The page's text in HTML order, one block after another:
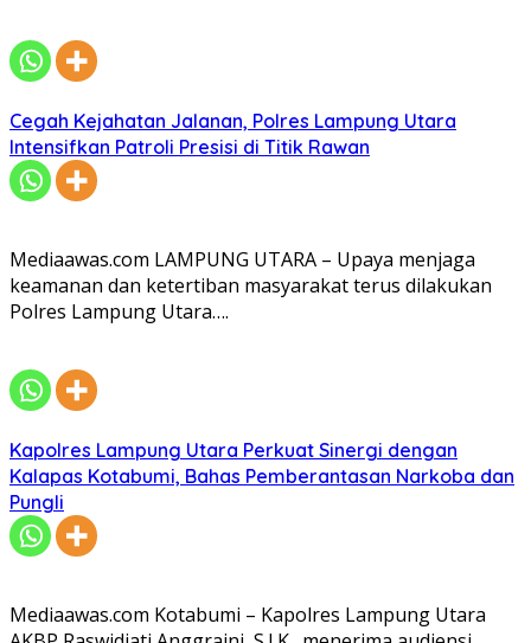
Cegah Kejahatan Jalanan, Polres Lampung Utara
Intensifkan Patroli Presisi di Titik Rawan
Mediaawas.com LAMPUNG UTARA – Upaya menjaga
keamanan dan ketertiban masyarakat terus dilakukan
Polres Lampung Utara….
Kapolres Lampung Utara Perkuat Sinergi dengan
Kalapas Kotabumi, Bahas Pemberantasan Narkoba dan
Pungli
Mediaawas.com Kotabumi – Kapolres Lampung Utara